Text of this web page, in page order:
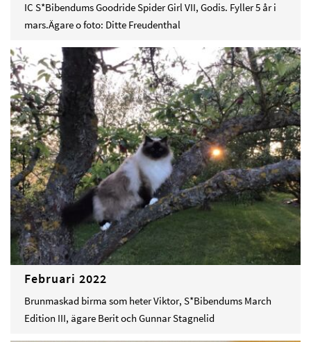
IC S*Bibendums Goodride Spider Girl VII, Godis. Fyller 5 år i
mars.Ägare o foto: Ditte Freudenthal
Februari 2022
Brunmaskad birma som heter Viktor, S*Bibendums March
Edition III, ägare Berit och Gunnar Stagnelid